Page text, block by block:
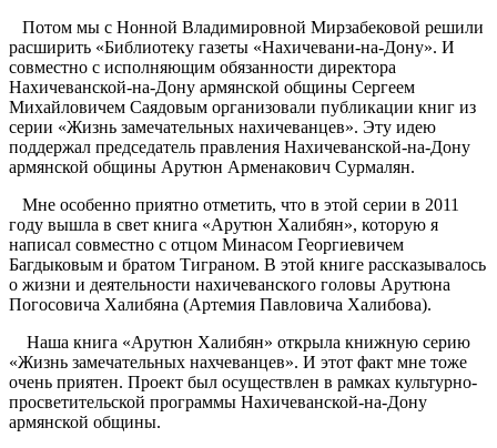
Потом мы с Нонной Владимировной Мирзабековой решили
расширить «Библиотеку газеты «Нахичевани-на-Дону». И
совместно с исполняющим обязанности директора
Нахичеванской-на-Дону армянской общины Сергеем
Михайловичем Саядовым организовали публикации книг из
серии «Жизнь замечательных нахичеванцев». Эту идею
поддержал председатель правления Нахичеванской-на-Дону
армянской общины Арутюн Арменакович Сурмалян.
Мне особенно приятно отметить, что в этой серии в 2011
году вышла в свет книга «Арутюн Халибян», которую я
написал совместно с отцом Минасом Георгиевичем
Багдыковым и братом Тиграном. В этой книге рассказывалось
о жизни и деятельности нахичеванского головы Арутюна
Погосовича Халибяна (Артемия Павловича Халибова).
Наша книга «Арутюн Халибян» открыла книжную серию
«Жизнь замечательных нахчеванцев». И этот факт мне тоже
очень приятен. Проект был осуществлен в рамках культурно-
просветительской программы Нахичеванской-на-Дону
армянской общины.